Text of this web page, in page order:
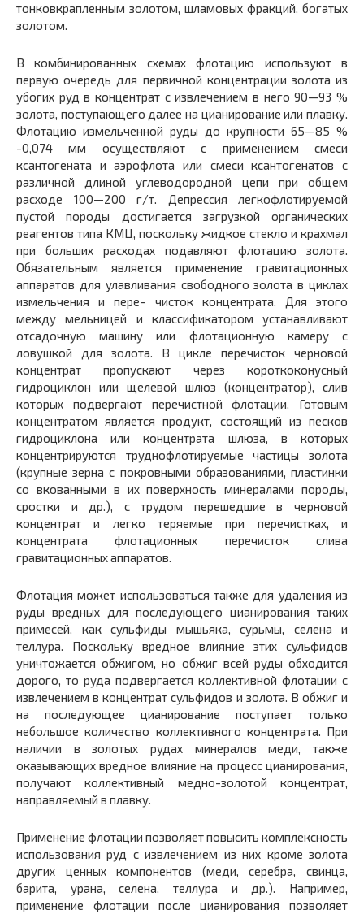
тонковкрапленным золотом, шламовых фракций, богатых
золотом.
В комбинированных схемах флотацию используют в
первую очередь для первичной концентрации золота из
убогих руд в концентрат с извлечением в него 90—93 %
золота, поступающего далее на цианирование или плавку.
Флотацию измельченной руды до крупности 65—85 %
-0,074 мм осуществляют с применением смеси
ксантогената и аэрофлота или смеси ксантогенатов с
различной длиной углеводородной цепи при общем
расходе 100—200 г/т. Депрессия легкофлотируемой
пустой породы достигается загрузкой органических
реагентов типа КМЦ, поскольку жидкое стекло и крахмал
при больших расходах подавляют флотацию золота.
Обязательным является применение гравитационных
аппаратов для улавливания свободного золота в циклах
измельчения и пере- чисток концентрата. Для этого
между мельницей и классификатором устанавливают
отсадочную машину или флотационную камеру с
ловушкой для золота. В цикле перечисток черновой
концентрат пропускают через короткоконусный
гидроциклон или щелевой шлюз (концентратор), слив
которых подвергают перечистной флотации. Готовым
концентратом является продукт, состоящий из песков
гидроциклона или концентрата шлюза, в которых
концентрируются труднофлотируемые частицы золота
(крупные зерна с покровными образованиями, пластинки
со вкованными в их поверхность минералами породы,
сростки и др.), с трудом перешедшие в черновой
концентрат и легко теряемые при перечистках, и
концентрата флотационных перечисток слива
гравитационных аппаратов.
Флотация может использоваться также для удаления из
руды вредных для последующего цианирования таких
примесей, как сульфиды мышьяка, сурьмы, селена и
теллура. Поскольку вредное влияние этих сульфидов
уничтожается обжигом, но обжиг всей руды обходится
дорого, то руда подвергается коллективной флотации с
извлечением в концентрат сульфидов и золота. В обжиг и
на последующее цианирование поступает только
небольшое количество коллективного концентрата. При
наличии в золотых рудах минералов меди, также
оказывающих вредное влияние на процесс цианирования,
получают коллективный медно-золотой концентрат,
направляемый в плавку.
Применение флотации позволяет повысить комплексность
использования руд с извлечением из них кроме золота
других ценных компонентов (меди, серебра, свинца,
барита, урана, селена, теллура и др.). Например,
применение флотации после цианирования позволяет